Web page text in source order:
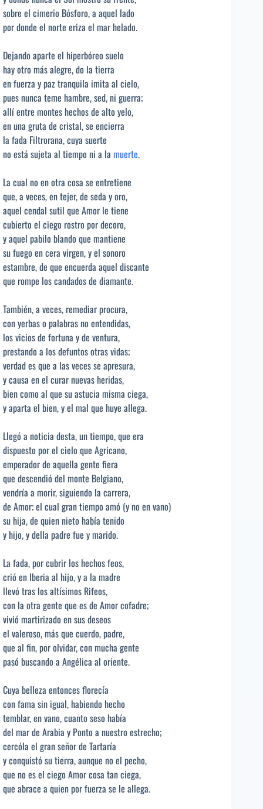
sobre el cimerio Bósforo, a aquel lado
por donde el norte eriza el mar helado.
Dejando aparte el hiperbóreo suelo
hay otro más alegre, do la tierra
en fuerza y paz tranquila imita al cielo,
pues nunca teme hambre, sed, ni guerra;
allí entre montes hechos de alto yelo,
en una gruta de cristal, se encierra
la fada Filtrorana, cuya suerte
no está sujeta al tiempo ni a la muerte.
La cual no en otra cosa se entretiene
que, a veces, en tejer, de seda y oro,
aquel cendal sutil que Amor le tiene
cubierto el ciego rostro por decoro,
y aquel pabilo blando que mantiene
su fuego en cera virgen, y el sonoro
estambre, de que encuerda aquel discante
que rompe los candados de diamante.
También, a veces, remediar procura,
con yerbas o palabras no entendidas,
los vicios de fortuna y de ventura,
prestando a los defuntos otras vidas;
verdad es que a las veces se apresura,
y causa en el curar nuevas heridas,
bien como al que su astucia misma ciega,
y aparta el bien, y el mal que huye allega.
Llegó a noticia desta, un tiempo, que era
dispuesto por el cielo que Agricano,
emperador de aquella gente fiera
que descendió del monte Belgiano,
vendría a morir, siguiendo la carrera,
de Amor; el cual gran tiempo amó (y no en vano)
su hija, de quien nieto había tenido
y hijo, y della padre fue y marido.
La fada, por cubrir los hechos feos,
crió en Iberia al hijo, y a la madre
llevó tras los altísimos Rifeos,
con la otra gente que es de Amor cofadre;
vivió martirizado en sus deseos
el valeroso, más que cuerdo, padre,
que al fin, por olvidar, con mucha gente
pasó buscando a Angélica al oriente.
Cuya belleza entonces florecía
con fama sin igual, habiendo hecho
temblar, en vano, cuanto seso había
del mar de Arabia y Ponto a nuestro estrecho;
cercóla el gran señor de Tartaría
y conquistó su tierra, aunque no el pecho,
que no es el ciego Amor cosa tan ciega,
que abrace a quien por fuerza se le allega.